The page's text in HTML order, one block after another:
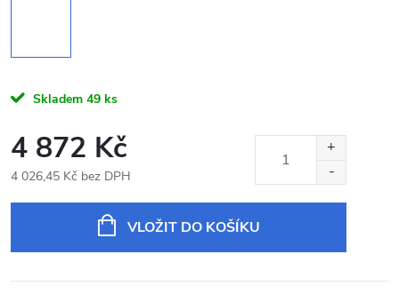
Skladem 49 ks
4 872 Kč
4 026,45 Kč bez DPH
VLOŽIT DO KOŠÍKU